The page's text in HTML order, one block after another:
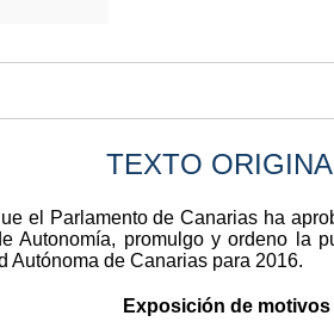
TEXTO
el Parlamento de Canarias ha
Autonomía, promulgo y ordeno la
Autónoma de Canarias para 2016.
Exposición de motivos